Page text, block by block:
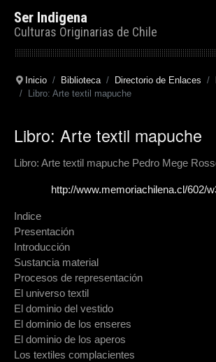
Ser Indigena
Culturas Originarias de Chile
Inicio Biblioteca Directorio de Enlaces
Libro: Arte textil mapuche
Libro: Arte textil mapuche
Libro: Arte textil mapuche Pedro Mege
http://www.memoriachilena.cl/602/
Indice
Presentación
Introducción
Sustancia material
Procesos de representación
El universo textil
El dominio del vestido
El dominio de los enseres
El dominio de los aperos
Los textiles complacientes